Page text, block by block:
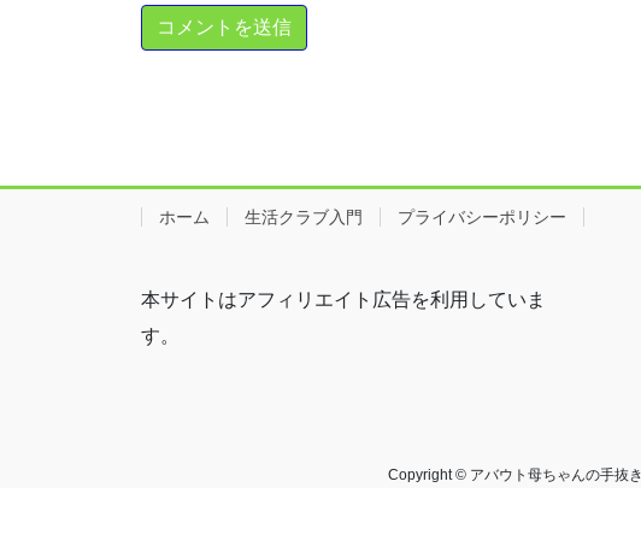
ホーム 生活クラブ入門 プライバシーポリシー
本サイトはアフィリエイト広告を利用していま
す。
Copyright © アバウト母ちゃんの手抜